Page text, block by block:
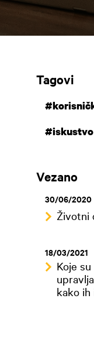
Tagovi
Vezano
30/06/2020
Životni
18/03/2021
Koje
kako